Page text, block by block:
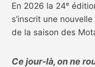
En 2026 la 24ᵉ
s’inscrit une
de la saison des
Ce jour-là, on ne